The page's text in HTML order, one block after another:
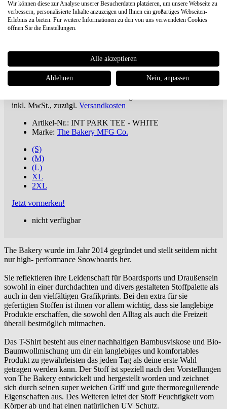
€ 37,90 UVP **
Du sparst 50%
inkl. MwSt., zuzügl. Versandkosten
Artikel-Nr.: INT PARK TEE - WHITE
Marke: The Bakery MFG Co.
(S)
(M)
(L)
XL
2XL
Jetzt vormerken!
nicht verfügbar
The Bakery wurde im Jahr 2014 gegründet und stellt seitdem nicht
nur high- performance Snowboards her.
Sie reflektieren ihre Leidenschaft für Boardsports und Draußensein
sowohl in einer durchdachten und divers gestalteten Stoffpalette als
auch in den vielfältigen Grafikprints. Bei den extra für sie
gefertigten Stoffen ist ihnen vor allem wichtig, dass sie langlebige
Produkte erschaffen, die sowohl den Alltag als auch die Freizeit
überall bestmöglich mitmachen.
Das T-Shirt besteht aus einer nachhaltigen Bambusviskose und Bio-
Baumwollmischung um dir ein langlebiges und komfortables
Produkt zu gewährleisten das jeden Tag als deine erste Wahl
getragen werden kann. Der Stoff ist speziell nach den Vorstellungen
von The Bakery entwickelt und hergestellt worden und zeichnet
sich durch seinen super weichen Griff und gute thermoregulierende
Eigenschaften aus. Des Weiteren leitet der Stoff Feuchtigkeit vom
Körper ab und hat einen natürlichen UV Schutz.
Wir können diese zur Analyse unserer Besucherdaten platzieren, um unsere Webseite zu
verbessern, personalisierte Inhalte anzuzeigen und Ihnen ein großartiges Webseiten-
Erlebnis zu bieten. Für weitere Informationen zu den von uns verwendeten Cookies
öffnen Sie die Einstellungen.
Alle akzeptieren
Ablehnen Nein, anpassen